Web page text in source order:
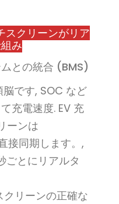
スクリーンがリア
み
との統合 (BMS)
脳です, SOC など
充電速度. EV 充
ーンは
接同期します。,
ごとにリアルタ
リーンの正確な